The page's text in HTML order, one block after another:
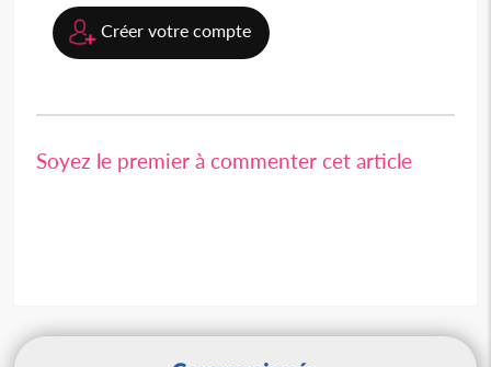
Créer votre compte
Soyez le premier à commenter cet article